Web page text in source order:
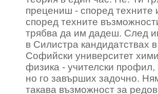
прецениш - според техните
според техните
трябва да им дадеш. След
в Силистра кандидатствах в
Софийски университет
физика - учителски профил,
но го завърших задочно.
такава възможност за